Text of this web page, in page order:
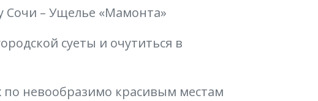
Сочи – Ущелье «Мамонта»
суеты и очутиться в
по невообразимо красивым местам